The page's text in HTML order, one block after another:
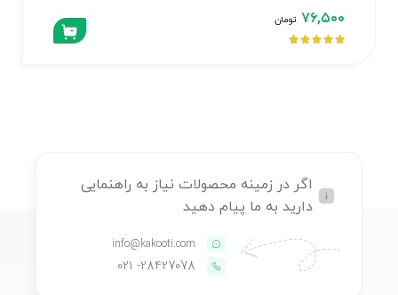
۷۶,۵۰۰ تومان





اگر در زمینه محصولات نیاز به راهنمایی
دارید به ما پیام دهید
info@kakooti.com
28427078
- 021